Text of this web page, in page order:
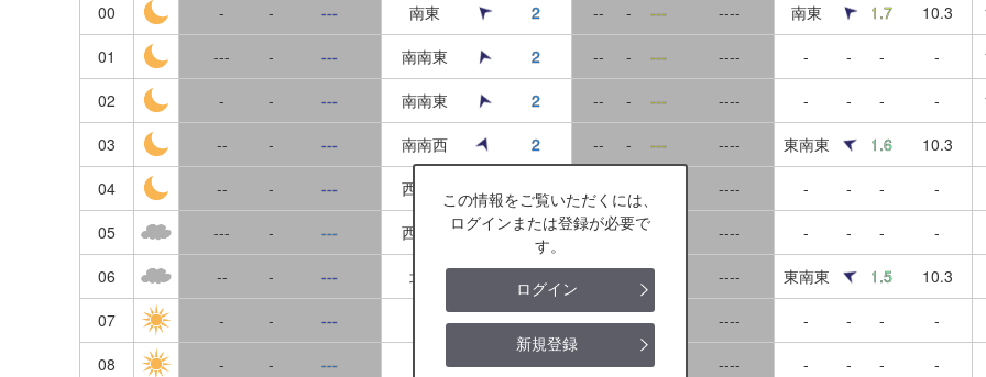
群馬
長野
山梨
静岡
愛知
岐阜
三重
新潟
岩井袋
船形
館山
布良
白浜(千葉)
この情報をご覧いただくには、
ログインまたは登録が必要で
す。
ログイン
新規登録
00
- - --- 南東 2 -- - --- ---- 南東 1.7 10.3
01
--- - --- 南南東 2 -- - --- ---- - - - -
02
- - --- 南南東 2 -- - --- ---- - - - -
03
-- - --- 南南西 2 -- - --- ---- 東南東 1.6 10.3
04
-- - --- 西南西 2 ---- - - - -
05
--- - --- 西北西 2 -- - ---- - - - -
06
-- - --- 北西 --- ---- 東南東 1.5 10.3
07
- - --- 1 -- - --- ---- - - - -
08
- - --- 1 -- - --- ---- - - - -